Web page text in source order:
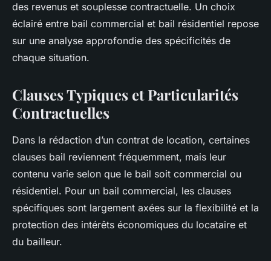
des revenus et souplesse contractuelle. Un choix
éclairé entre bail commercial et bail résidentiel repose
sur une analyse approfondie des spécificités de
chaque situation.
Clauses Typiques et Particularités
Contractuelles
Dans la rédaction d’un contrat de location, certaines
clauses bail reviennent fréquemment, mais leur
contenu varie selon que le bail soit commercial ou
résidentiel. Pour un bail commercial, les clauses
spécifiques sont largement axées sur la flexibilité et la
protection des intérêts économiques du locataire et
du bailleur.